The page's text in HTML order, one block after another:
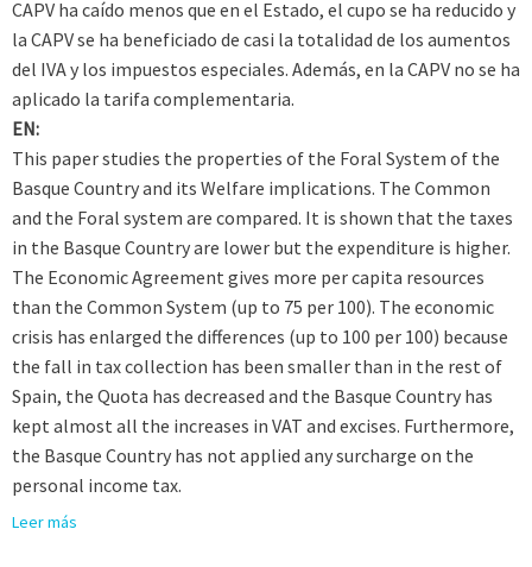
CAPV ha caído menos que en el Estado, el cupo se ha reducido y
la CAPV se ha beneficiado de casi la totalidad de los aumentos
del IVA y los impuestos especiales. Además, en la CAPV no se ha
aplicado la tarifa complementaria.
EN:
This paper studies the properties of the Foral System of the
Basque Country and its Welfare implications. The Common
and the Foral system are compared. It is shown that the taxes
in the Basque Country are lower but the expenditure is higher.
The Economic Agreement gives more per capita resources
than the Common System (up to 75 per 100). The economic
crisis has enlarged the differences (up to 100 per 100) because
the fall in tax collection has been smaller than in the rest of
Spain, the Quota has decreased and the Basque Country has
kept almost all the increases in VAT and excises. Furthermore,
the Basque Country has not applied any surcharge on the
personal income tax.
Leer más